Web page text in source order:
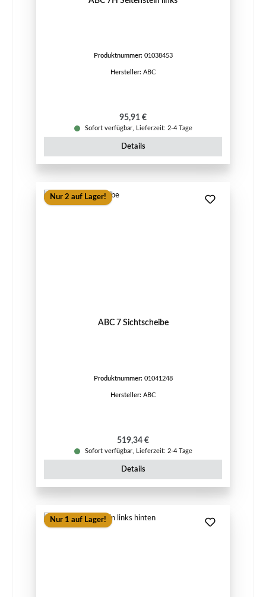
Produktnummer: 01038453
Hersteller: ABC
Regulärer Preis:
95,91 €
Sofort verfügbar, Lieferzeit: 2-4 Tage
Details
Nur 2 auf Lager!
ABC 7 Sichtscheibe
Produktnummer: 01041248
Hersteller: ABC
Regulärer Preis:
519,34 €
Sofort verfügbar, Lieferzeit: 2-4 Tage
Details
Nur 1 auf Lager!